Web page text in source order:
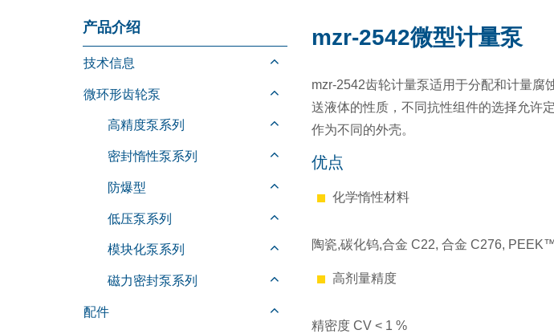
产品介绍
技术信息
微环形齿轮泵
高精度泵系列
密封惰性泵系列
防爆型
低压泵系列
模块化泵系列
磁力密封泵系列
配件
mzr-2542微型计量泵
mzr-2542齿轮计量泵适用于分配和计量腐
送液体的性质，不同抗性组件的选择允许
作为不同的外壳。
优点
化学惰性材料
陶瓷,碳化钨,合金 C22, 合金 C276,
高剂量精度
精密度 CV < 1 %